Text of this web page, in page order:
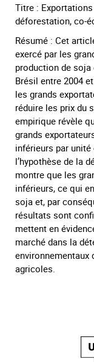
Titre :
déforestation, co-
Résumé : Cet
exercé par les
production de
Brésil entre 2004
les grands
réduire les prix du
empirique révèle
grands
inférieurs par
l’hypothèse de la
montre que les
inférieurs, ce qui
soja et, par
résultats sont
mettent en
marché dans la
environnementaux
agricoles.